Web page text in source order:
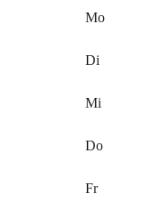
Mo
Di
Mi
Do
Fr